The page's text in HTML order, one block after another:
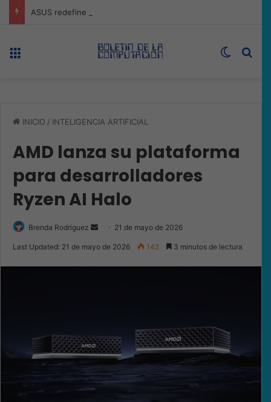
Switch
INICIO / INTELIGENCIA ARTIFICIAL
AMD lanza su plataforma
para desarrolladores
Ryzen AI Halo
Brenda Rodriguez
Send 21 de mayo de 2026
Last Updated: 21 de mayo de 2026 142 3 minutos de lectura